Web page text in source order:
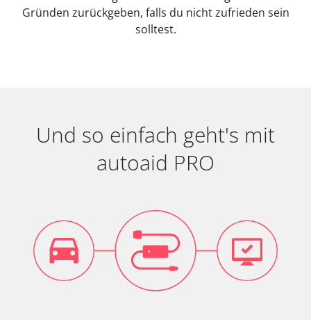
Gründen zurückgeben, falls du nicht zufrieden sein
solltest.
Und so einfach geht's mit
autoaid PRO